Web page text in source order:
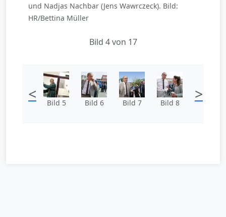
und Nadjas Nachbar (Jens Wawrczeck). Bild:
HR/Bettina Müller
Bild 4 von 17
< Bild 5 Bild 6 Bild 7 Bild 8 >